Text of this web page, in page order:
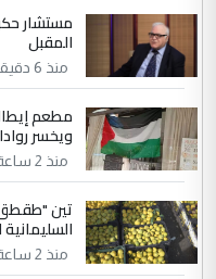
الموضوع :
مضجعيك يابن الزنا
سردار
التعليق : واحد من
جنسية الرافد
ابا فرات ...
الموضوع :
مضجعيك يابن الزنا
مستشار
المقبل
منذ 6 دقيقة
مطعم
ويخسر
منذ 2 ساعة
تين
منذ 2 ساعة